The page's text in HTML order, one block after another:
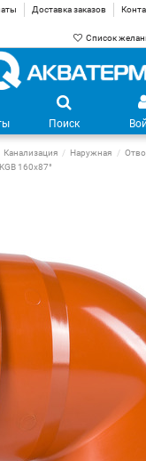
Доставка заказов
Список
Поиск
Канализация Наружная
160х87°